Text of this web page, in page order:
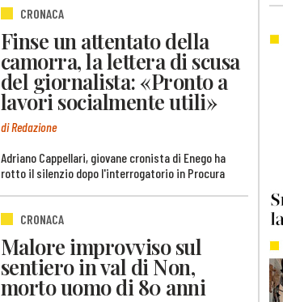
CRONACA
Finse un attentato della
camorra, la lettera di scusa
del giornalista: «Pronto a
lavori socialmente utili»
di Redazione
Adriano Cappellari, giovane cronista di Enego ha
rotto il silenzio dopo l'interrogatorio in Procura
CRONACA
Malore improvviso sul
sentiero in val di Non,
morto uomo di 80 anni